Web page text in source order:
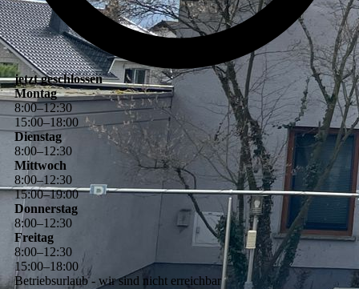
jetzt geschlossen
Montag
8:00–12:30
15:00–18:00
Dienstag
8:00–12:30
Mittwoch
8:00–12:30
15:00–19:00
Donnerstag
8:00–12:30
Freitag
8:00–12:30
15:00–18:00
Betriebsurlaub - wir sind nicht erreichbar